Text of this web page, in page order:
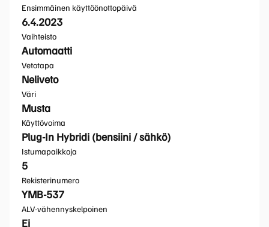
Ensimmäinen käyttöönottopäivä
6.4.2023
Vaihteisto
Automaatti
Vetotapa
Neliveto
Väri
Musta
Käyttövoima
Plug-In Hybridi (bensiini / sähkö)
Istumapaikkoja
5
Rekisterinumero
YMB-537
ALV-vähennyskelpoinen
Ei